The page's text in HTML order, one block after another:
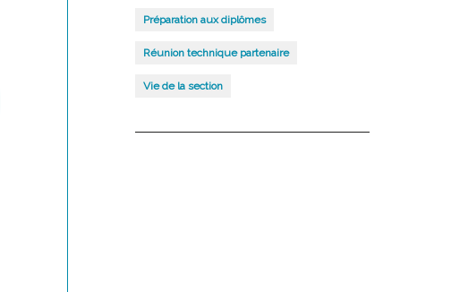
Préparation aux diplômes
Réunion technique partenaire
Vie de la section